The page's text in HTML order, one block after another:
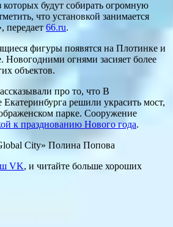
которых будут собирать огромную
что установкой занимается
передает 66.ru.
фигуры появятся на Плотинке и
Новогодними огнями засияет более
объектов.
про то, что В
решили украсить мост,
парке. Сооружение
к празднованию Нового года.
City» Полина Попова
VK, и читайте больше хороших